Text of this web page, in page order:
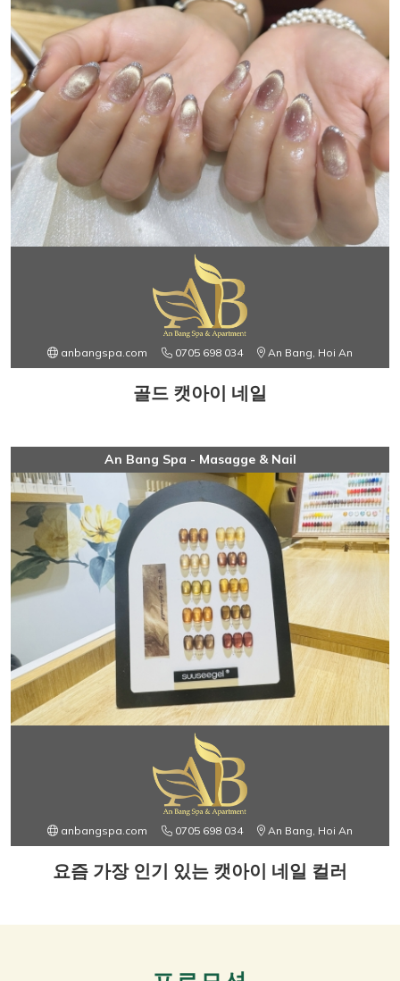
anbangspa.com 0705 698 034 An Bang, Hoi An
골드 캣아이 네일
An Bang Spa - Masagge & Nail
anbangspa.com 0705 698 034 An Bang, Hoi An
요즘 가장 인기 있는 캣아이 네일 컬러